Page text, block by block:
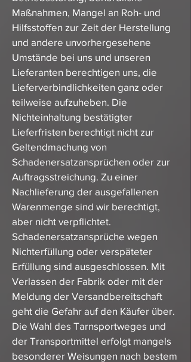
Maßnahmen, Mangel an Roh- und
Hilfsstoffen zur Zeit der Herstellung
und andere unvorhergesehene
Umstände bei uns und unseren
Lieferanten berechtigen uns, die
Lieferverbindlichkeiten ganz oder
teilweise aufzuheben. Die
Nichteinhaltung bestätigter
Lieferfristen berechtigt nicht zur
Geltendmachung von
Schadenersatzansprüchen oder zur
Auftragsstreichung. Zu einer
Nachlieferung der ausgefallenen
Warenmenge sind wir berechtigt,
aber nicht verpflichtet.
Schadenersatzansprüche wegen
Nichterfüllung oder verspäteter
Erfüllung sind ausgeschlossen. Mit
Verlassen der Fabrik oder mit der
Meldung der Versandbereitschaft
geht die Gefahr auf den Käufer über.
Die Wahl des Tarnsportweges und
der Transportmittel erfolgt mangels
besonderer Weisungen nach bestem